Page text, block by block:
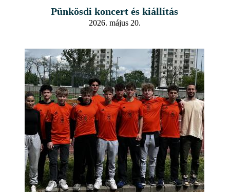
Pünkösdi koncert és kiállítás
2026. május 20.